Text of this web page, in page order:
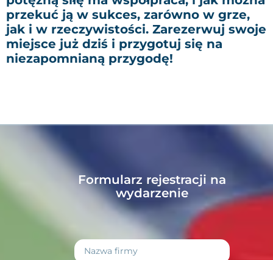
przekuć ją w sukces, zarówno w grze,
jak i w rzeczywistości. Zarezerwuj swoje
miejsce już dziś i przygotuj się na
niezapomnianą przygodę!
Formularz rejestracji na
wydarzenie